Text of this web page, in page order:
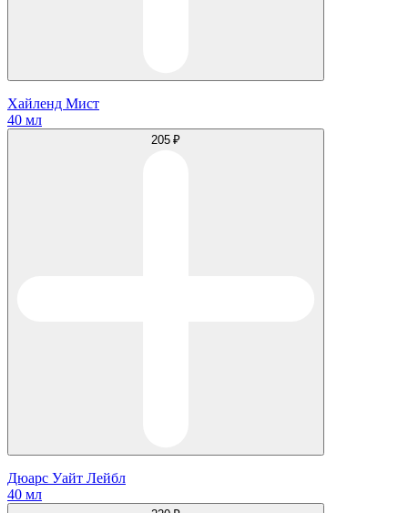
Хайленд Мист
40 мл
205 ₽
Дюарс Уайт Лейбл
40 мл